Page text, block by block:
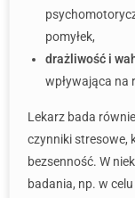
pomyłek,
drażliwość i
wpływająca na
Lekarz bada
czynniki stresowe,
bezsenność. W
badania, np. w